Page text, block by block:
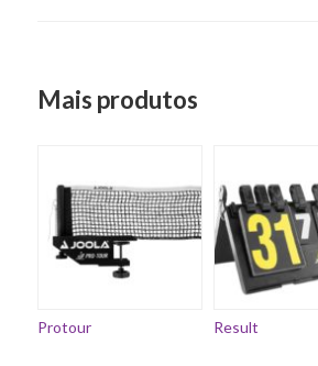
Mais produtos
Protour Result